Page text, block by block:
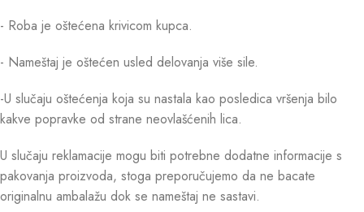
- Roba je oštećena krivicom kupca.
- Nameštaj je oštećen usled delovanja više sile.
-U slučaju oštećenja koja su nastala kao posledica vršenja bilo
kakve popravke od strane neovlašćenih lica.
U slučaju reklamacije mogu biti potrebne dodatne informacije s
pakovanja proizvoda, stoga preporučujemo da ne bacate
originalnu ambalažu dok se nameštaj ne sastavi.